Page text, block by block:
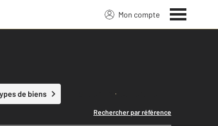
Mon compte
de biens Lancer ma recherche
Rechercher par référence